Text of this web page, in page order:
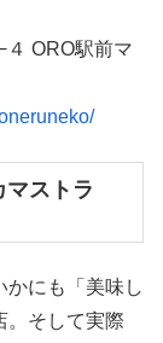
ORO駅前マ
ストラ
かにも「美味し
。そして実際